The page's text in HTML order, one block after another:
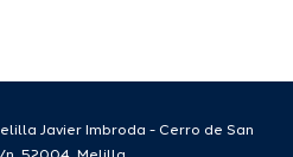
Javier Imbroda - Cerro de San